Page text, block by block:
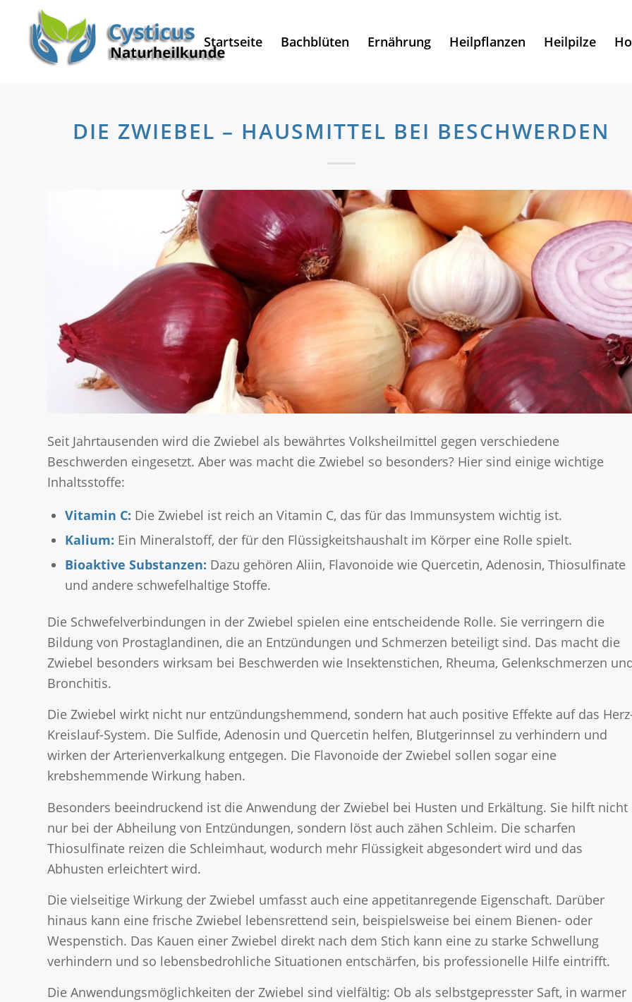
Startseite Bachblüten Ernährung Heilpflanzen Heilpilze
DIE ZWIEBEL – HAUSMITTEL BEI BESCHWERDEN
Seit Jahrtausenden wird die Zwiebel als bewährtes Volksheilmittel gegen verschiedene
Beschwerden eingesetzt. Aber was macht die Zwiebel so besonders? Hier sind einige wichtige
Inhaltsstoffe:
Vitamin C: Die Zwiebel ist reich an Vitamin C, das für das Immunsystem wichtig ist.
Kalium: Ein Mineralstoff, der für den Flüssigkeitshaushalt im Körper eine Rolle spielt.
Bioaktive Substanzen: Dazu gehören Aliin, Flavonoide wie Quercetin, Adenosin, Thiosulfinate
und andere schwefelhaltige Stoffe.
Die Schwefelverbindungen in der Zwiebel spielen eine entscheidende Rolle. Sie verringern die
Bildung von Prostaglandinen, die an Entzündungen und Schmerzen beteiligt sind. Das macht die
Zwiebel besonders wirksam bei Beschwerden wie Insektenstichen, Rheuma, Gelenkschmerzen
Bronchitis.
Die Zwiebel wirkt nicht nur entzündungshemmend, sondern hat auch positive Effekte auf das
Kreislauf-System. Die Sulfide, Adenosin und Quercetin helfen, Blutgerinnsel zu verhindern und
wirken der Arterienverkalkung entgegen. Die Flavonoide der Zwiebel sollen sogar eine
krebshemmende Wirkung haben.
Besonders beeindruckend ist die Anwendung der Zwiebel bei Husten und Erkältung. Sie hilft nicht
nur bei der Abheilung von Entzündungen, sondern löst auch zähen Schleim. Die scharfen
Thiosulfinate reizen die Schleimhaut, wodurch mehr Flüssigkeit abgesondert wird und das
Abhusten erleichtert wird.
Die vielseitige Wirkung der Zwiebel umfasst auch eine appetitanregende Eigenschaft. Darüber
hinaus kann eine frische Zwiebel lebensrettend sein, beispielsweise bei einem Bienen- oder
Wespenstich. Das Kauen einer Zwiebel direkt nach dem Stich kann eine zu starke Schwellung
verhindern und so lebensbedrohliche Situationen entschärfen, bis professionelle Hilfe eintrifft.
Die Anwendungsmöglichkeiten der Zwiebel sind vielfältig: Ob als selbstgepresster Saft, in warmer